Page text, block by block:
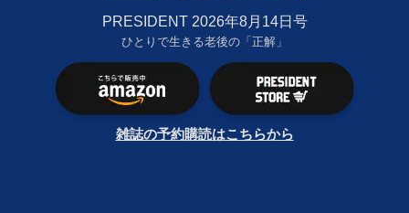
PRESIDENT 2026年8月14日号
ひとりで生きる老後の「正解」
雑誌の予約購読はこちらから